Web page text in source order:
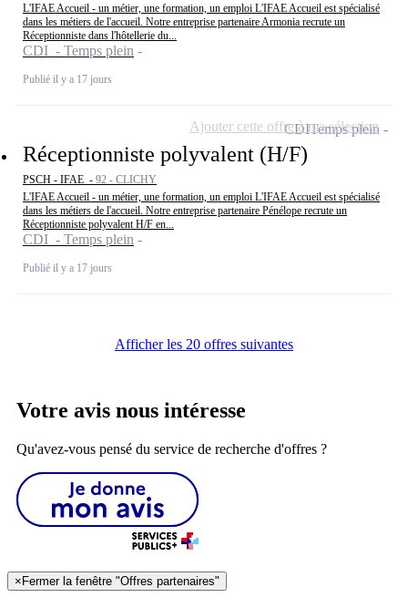
L'IFAE Accueil - un métier, une formation, un emploi L'IFAE Accueil est spécialisé
dans les métiers de l'accueil. Notre entreprise partenaire Armonia recrute un
Réceptionniste dans l'hôtellerie du...
CDI - Temps plein
Publié il y a 17 jours
Réceptionniste polyvalent (H/F)
PSCH - IFAE - 92 - CLICHY
L'IFAE Accueil - un métier, une formation, un emploi L'IFAE Accueil est spécialisé
dans les métiers de l'accueil. Notre entreprise partenaire Pénélope recrute un
Réceptionniste polyvalent H/F en...
CDI - Temps plein
Publié il y a 17 jours
CDITemps plein
Ajouter cette offre à ma sélection
Afficher les 20 offres suivantes
Votre avis nous intéresse
Qu'avez-vous pensé du service de recherche d'offres ?
×Fermer la fenêtre "Offres partenaires"